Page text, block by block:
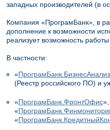
западных производителей (в
Компания «ПрограмБанк», в
дополнение к возможности
реализует возможность
В частности:
«ПрограмБанк.БизнесАнализ
(Реестр российского ПО) и
«ПрограмБанк.ФронтОфис
«
«